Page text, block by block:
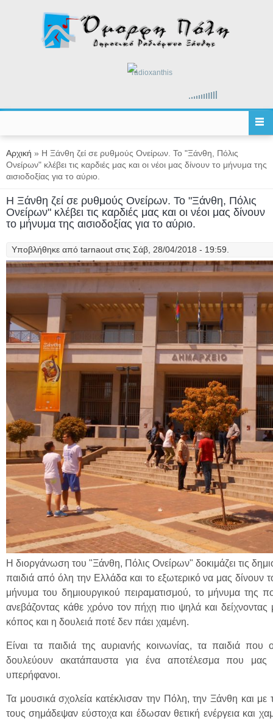
radioxanthis
Είστε εδώ
Αρχική » Η Ξάνθη ζεί σε ρυθμούς Ονείρων. Το "Ξάνθη, Πόλις
Ονείρων" κλέβει τις καρδιές μας και οι νέοι μας δίνουν το μήνυμα της
αισιοδοξίας για το αύριο.
Η Ξάνθη ζεί σε ρυθμούς Ονείρων. Το "Ξάνθη, Πόλις
Ονείρων" κλέβει τις καρδιές μας και οι νέοι μας δίνουν
το μήνυμα της αισιοδοξίας για το αύριο.
Υποβλήθηκε από tarnaout στις Σάβ, 28/04/2018 - 19:59.
Η διοργάνωση του "Ξάνθη, Πόλις Ονείρων" δοκιμάζει τις
παιδιά από όλη την Ελλάδα και το εξωτερικό να μας δίνουν
μήνυμα του δημιουργικού πειραματισμού, το μήνυμα της
ανεβάζοντας κάθε χρόνο τον πήχη πιο ψηλά και δείχνοντας
κόπος και η δουλειά ποτέ δεν πάει χαμένη.
Είναι τα παιδιά της αυριανής κοινωνίας, τα παιδιά που
δουλεύουν ακατάπαυστα για ένα αποτέλεσμα που μας
υπερήφανοι.
Τα μουσικά σχολεία κατέκλισαν την Πόλη, την Ξάνθη και με
τους σημάδεψαν εύστοχα και έδωσαν θετική ενέργεια και